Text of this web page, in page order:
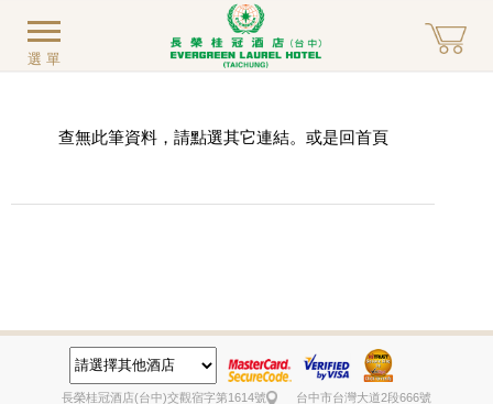
選單
查無此筆資料，請點選其它連結。或是回首頁
長榮桂冠酒店(台中)交觀宿字第1614號 台中市台灣大道2段666號